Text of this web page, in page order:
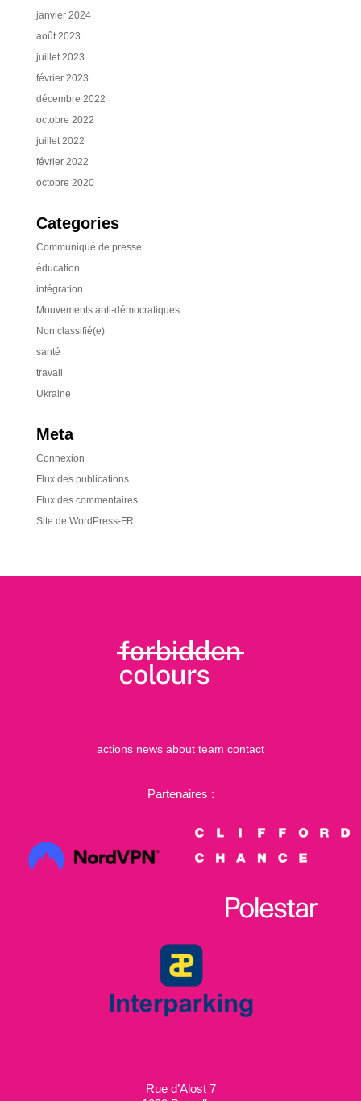
janvier 2024
août 2023
juillet 2023
février 2023
décembre 2022
octobre 2022
juillet 2022
février 2022
octobre 2020
Categories
Communiqué de presse
éducation
intégration
Mouvements anti-démocratiques
Non classifié(e)
santé
travail
Ukraine
Meta
Connexion
Flux des publications
Flux des commentaires
Site de WordPress-FR
actions news about team contact
Partenaires :
Rue d’Alost 7